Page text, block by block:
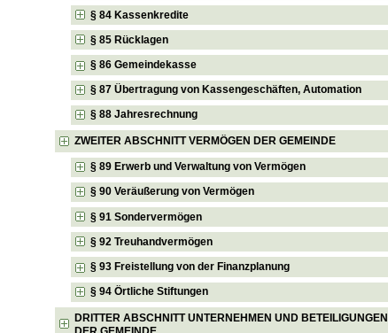
§ 84 Kassenkredite
§ 85 Rücklagen
§ 86 Gemeindekasse
§ 87 Übertragung von Kassengeschäften, Automation
§ 88 Jahresrechnung
ZWEITER ABSCHNITT VERMÖGEN DER GEMEINDE
§ 89 Erwerb und Verwaltung von Vermögen
§ 90 Veräußerung von Vermögen
§ 91 Sondervermögen
§ 92 Treuhandvermögen
§ 93 Freistellung von der Finanzplanung
§ 94 Örtliche Stiftungen
DRITTER ABSCHNITT UNTERNEHMEN UND BETEILIGUNGEN